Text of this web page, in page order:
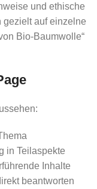
und ethische
gezielt auf einzelne
Bio-Baumwolle“
in Teilaspekte
Inhalte
beantworten